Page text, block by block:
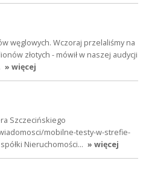
węglowych. Wczoraj przelaliśmy na
złotych - mówił w naszej audycji
» więcej
Szczecińskiego
mobilne-testy-w-strefie-
Nieruchomości… » więcej